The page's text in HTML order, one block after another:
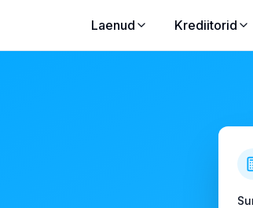
Laenud Krediitorid